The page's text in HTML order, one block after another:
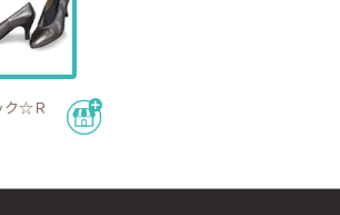
ク☆Ｒ